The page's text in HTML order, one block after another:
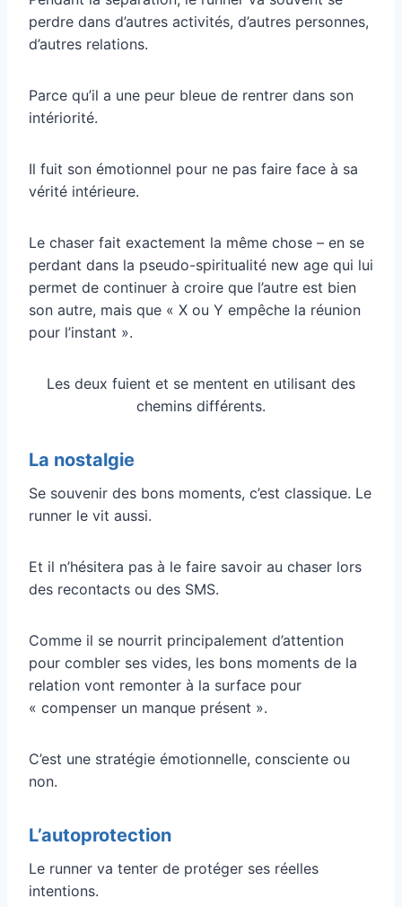
perdre dans d’autres activités, d’autres personnes,
d’autres relations.
Parce qu’il a une peur bleue de rentrer dans son
intériorité.
Il fuit son émotionnel pour ne pas faire face à sa
vérité intérieure.
Le chaser fait exactement la même chose – en se
perdant dans la pseudo-spiritualité new age qui lui
permet de continuer à croire que l’autre est bien
son autre, mais que « X ou Y empêche la réunion
pour l’instant ».
Les deux fuient et se mentent en utilisant des
chemins différents.
La nostalgie
Se souvenir des bons moments, c’est classique. Le
runner le vit aussi.
Et il n’hésitera pas à le faire savoir au chaser lors
des recontacts ou des SMS.
Comme il se nourrit principalement d’attention
pour combler ses vides, les bons moments de la
relation vont remonter à la surface pour
« compenser un manque présent ».
C’est une stratégie émotionnelle, consciente ou
non.
L’autoprotection
Le runner va tenter de protéger ses réelles
intentions.